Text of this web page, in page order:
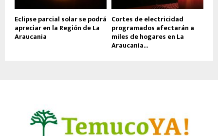
Eclipse parcial solar se podrá
apreciar en la Región de La
Araucania
Cortes de electricidad
programados afectarán a
miles de hogares en La
Araucanía...